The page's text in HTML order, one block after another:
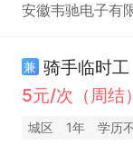
安徽韦驰电子有
兼 骑手临时工
5元/次（周结）
城区 1年 学历